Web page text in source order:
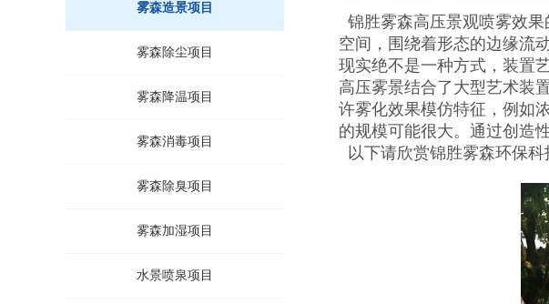
雾森造景项目
雾森除尘项目
雾森降温项目
雾森消毒项目
雾森除臭项目
雾森加湿项目
水景喷泉项目
锦胜雾森高压景观喷雾效
空间，围绕着形态的边缘流
现实绝不是一种方式，装置
高压雾景结合了大型艺术装
许雾化效果模仿特征，例如
的规模可能很大。通过创造
以下请欣赏锦胜雾森环保